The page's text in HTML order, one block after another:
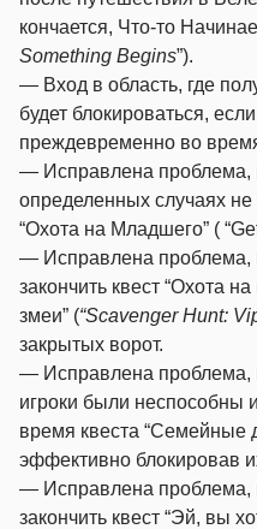
кончается, Что-то
Something Begins”).
— Вход в область, где
будет блокироваться,
преждевременно во
— Исправлена проблема,
определенных случаях не
“Охота на Младшего” (
— Исправлена проблема,
закончить квест “Охота
змеи” (“Scavenger Hunt:
закрытых ворот.
— Исправлена проблема,
игроки были неспособны
время квеста “Семейные
эффективно блокировав
— Исправлена проблема,
закончить квест “Эй, вы